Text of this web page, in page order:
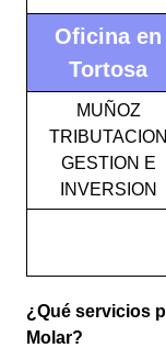
Oficina en
Tortosa
MUÑOZ
TRIBUTACION
GESTION E
INVERSION
¿Qué servicios
Molar?